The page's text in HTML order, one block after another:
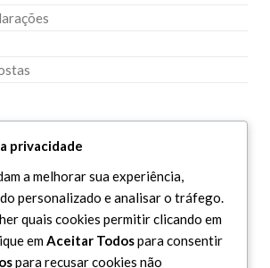
privacidade
a melhorar sua experiência,
personalizado e analisar o tráfego.
quais cookies permitir clicando em
emAceitar Todospara consentir
para recusar cookies não